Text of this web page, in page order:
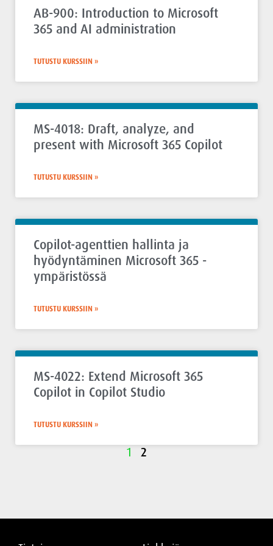
AB-900: Introduction to Microsoft
365 and AI administration
TUTUSTU KURSSIIN »
MS-4018: Draft, analyze, and
present with Microsoft 365 Copilot
TUTUSTU KURSSIIN »
Copilot-agenttien hallinta ja
hyödyntäminen Microsoft 365 -
ympäristössä
TUTUSTU KURSSIIN »
MS-4022: Extend Microsoft 365
Copilot in Copilot Studio
TUTUSTU KURSSIIN »
1 2